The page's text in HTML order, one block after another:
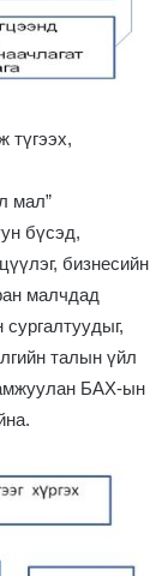
мал”
бүсэд,
бизнесийн
малчдад
талын үйл
БАХ-ын